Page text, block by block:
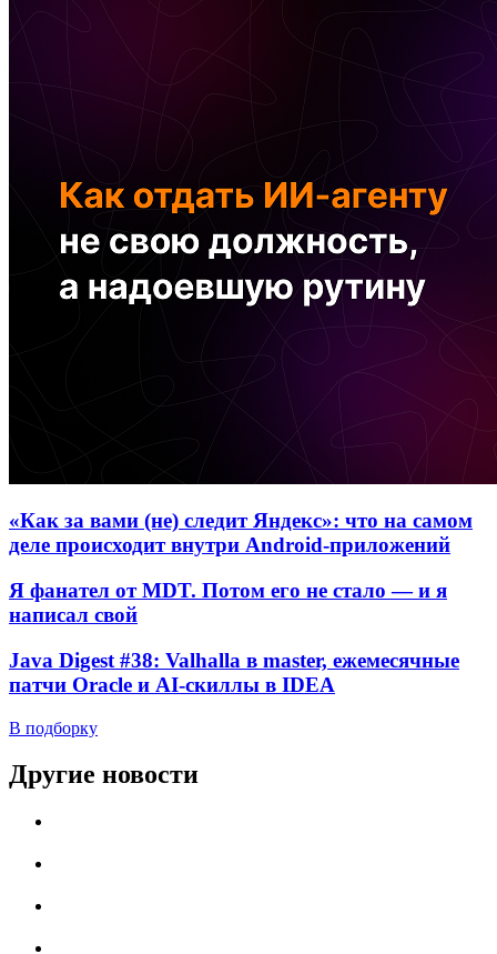
«Как за вами (не) следит Яндекс»: что на самом
деле происходит внутри Android-приложений
Я фанател от MDT. Потом его не стало — и я
написал свой
Java Digest #38: Valhalla в master, ежемесячные
патчи Oracle и AI-скиллы в IDEA
В подборку
Другие новости